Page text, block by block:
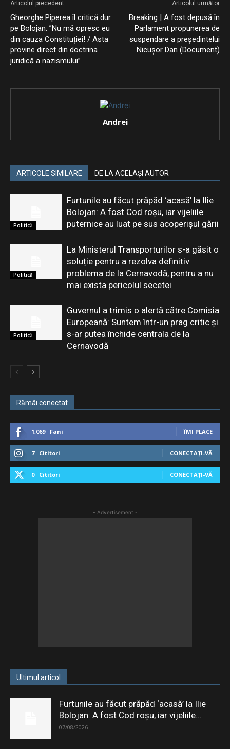
Articolul precedent
Gheorghe Piperea îl critică dur
pe Bolojan: ”Nu mă opresc eu
din cauza Constituției! / Asta
provine direct din doctrina
juridică a nazismului”
Articolul următor
Breaking | A fost depusă în
Parlament propunerea de
suspendare a președintelui
Nicușor Dan (Document)
Andrei
ARTICOLE SIMILARE DE LA ACELAȘI AUTOR
Politică
Furtunile au făcut prăpăd ‘acasă’ la Ilie
Bolojan: A fost Cod roșu, iar vijeliile
puternice au luat pe sus acoperișul gării
Politică
La Ministerul Transporturilor s-a găsit o
soluție pentru a rezolva definitiv
problema de la Cernavodă, pentru a nu
mai exista pericolul secetei
Politică
Guvernul a trimis o alertă către Comisia
Europeană: Suntem într-un prag critic și
s-ar putea închide centrala de la
Cernavodă
Rămâi conectat
1,069 Fani ÎMI PLACE
7 Cititori CONECTAȚI-VĂ
0 Cititori CONECTAȚI-VĂ
- Advertisement -
Ultimul articol
Furtunile au făcut prăpăd ‘acasă’ la Ilie
Bolojan: A fost Cod roșu, iar vijeliile...
07/08/2026